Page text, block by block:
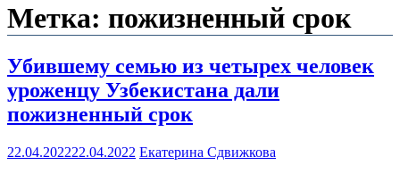
Метка: пожизненный срок
Убившему семью из четырех человек
уроженцу Узбекистана дали
пожизненный срок
22.04.202222.04.2022 Екатерина Сдвижкова